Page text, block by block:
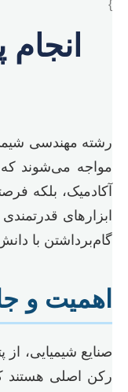
}
رشته مهندسی
مواجه می‌شوند که
آکادمیک، بلکه
ابزارهای
گام‌برداشتن با
اهمیت و
صنایع شیمیایی،
رکن اصلی هستند